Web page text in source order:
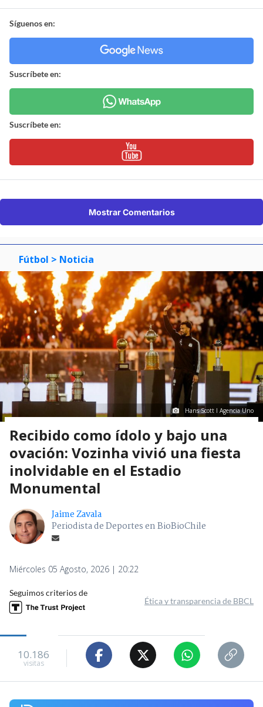
Síguenos en:
Suscríbete en:
Suscríbete en:
Mostrar Comentarios
Fútbol > Noticia
Hans Scott I Agencia Uno
Recibido como ídolo y bajo una
ovación: Vozinha vivió una fiesta
inolvidable en el Estadio
Monumental
Jaime Zavala
Periodista de Deportes en BioBioChile
Miércoles 05 Agosto, 2026 | 20:22
Seguimos criterios de
Ética y transparencia de BBCL
10.186
visitas